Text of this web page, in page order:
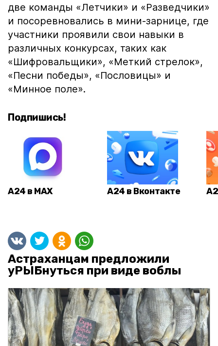
две команды «Летчики» и «Разведчики»
и посоревновались в мини-зарнице, где
участники проявили свои навыки в
различных конкурсах, таких как
«Шифровальщики», «Меткий стрелок»,
«Песни победы», «Пословицы» и
«Минное поле».
Подпишись!
А24 в MAX А24 в Вконтакте
Астраханцам предложили
уРЫБнуться при виде воблы